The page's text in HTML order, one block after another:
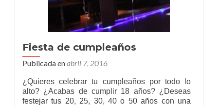
Fiesta de cumpleaños
Publicada enabril 7, 2016
¿Quieres celebrar tu cumpleaños por todo lo
alto? ¿Acabas de cumplir 18 años? ¿Deseas
festejar tus 20, 25, 30, 40 o 50 años con una